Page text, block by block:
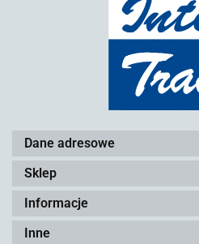
Dane adresowe
Sklep
Informacje
Inne